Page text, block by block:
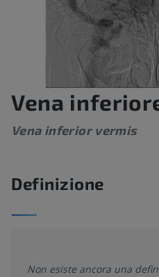
Vena
Vena inferior vermis
Definizione
Non esiste ancora una